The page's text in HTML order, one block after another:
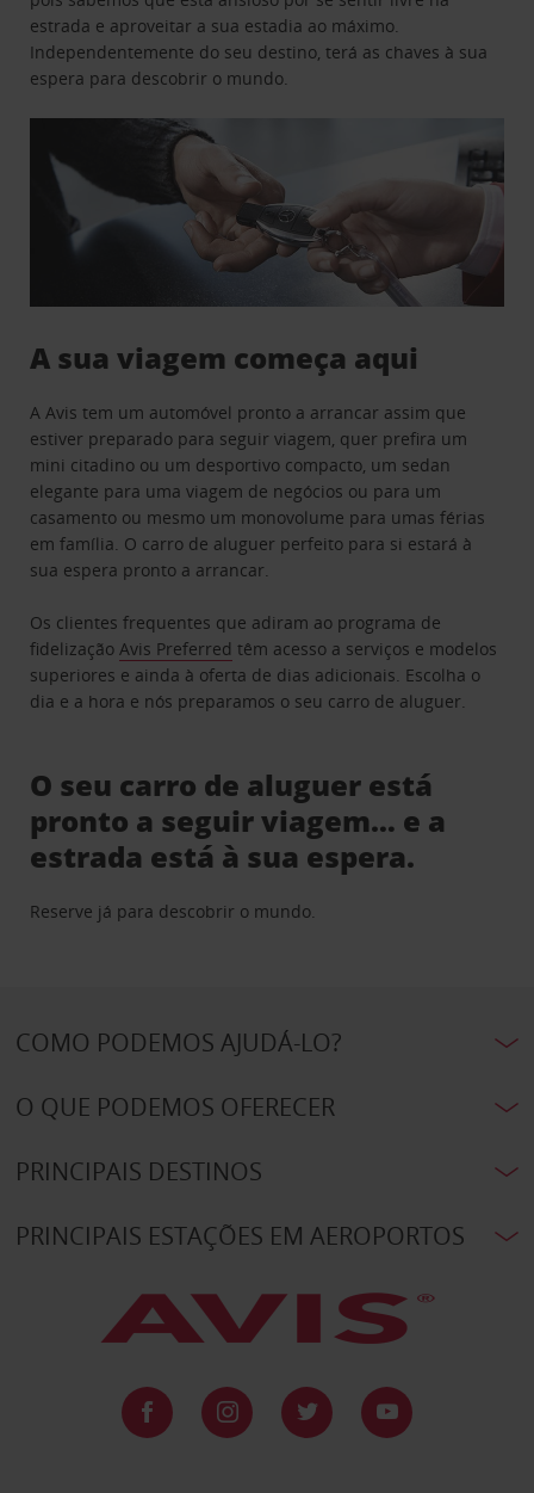
estrada e aproveitar a sua estadia ao máximo.
Independentemente do seu destino, terá as chaves à sua
espera para descobrir o mundo.
A sua viagem começa aqui
A Avis tem um automóvel pronto a arrancar assim que
estiver preparado para seguir viagem, quer prefira um
mini citadino ou um desportivo compacto, um sedan
elegante para uma viagem de negócios ou para um
casamento ou mesmo um monovolume para umas férias
em família. O carro de aluguer perfeito para si estará à
sua espera pronto a arrancar.
Os clientes frequentes que adiram ao programa de
fidelizaçãoAvis Preferred têm acesso a serviços e modelos
superiores e ainda à oferta de dias adicionais. Escolha o
dia e a hora e nós preparamos o seu carro de aluguer.
O seu carro de aluguer está
pronto a seguir viagem… e a
estrada está à sua espera.
Reserve já para descobrir o mundo.
COMO PODEMOS AJUDÁ-LO?
O QUE PODEMOS OFERECER
PRINCIPAIS DESTINOS
PRINCIPAIS ESTAÇÕES EM AEROPORTOS